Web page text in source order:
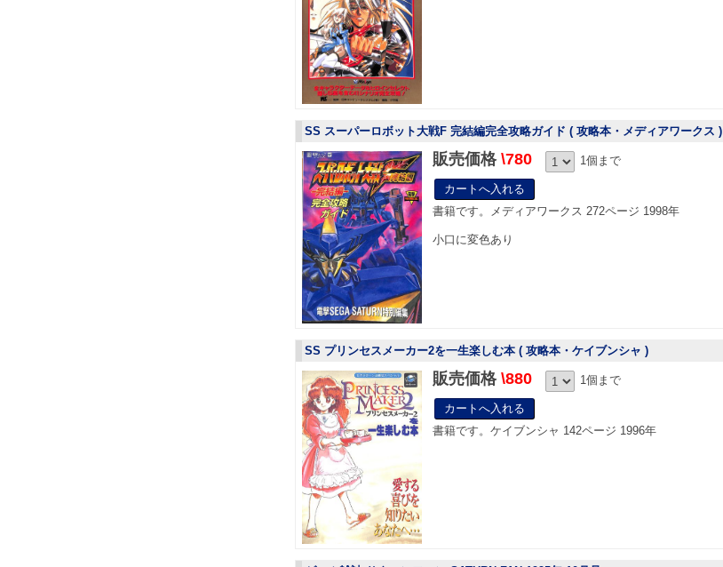
SS スーパーロボット大戦F 完結編完全攻略ガイド ( 攻略本・メディアワークス )
販売価格 \780 1個まで
書籍です。メディアワークス 272ページ 1998年
小口に変色あり
SS プリンセスメーカー2を一生楽しむ本 ( 攻略本・ケイブンシャ )
販売価格 \880 1個まで
書籍です。ケイブンシャ 142ページ 1996年